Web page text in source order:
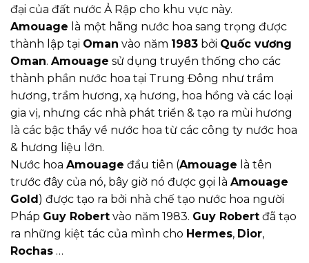
đại của đất nước Ả Rập cho khu vực này.
Amouage là một hãng nước hoa sang trọng được
thành lập tại Oman vào năm 1983 bởi Quốc vương
Oman. Amouage sử dụng truyền thống cho các
thành phần nước hoa tại Trung Đông như trầm
hương, trầm hương, xạ hương, hoa hồng và các loại
gia vị, nhưng các nhà phát triển & tạo ra mùi hương
là các bậc thầy về nước hoa từ các công ty nước hoa
& hương liệu lớn.
Nước hoa Amouage đầu tiên (Amouage là tên
trước đây của nó, bây giờ nó được gọi là Amouage
Gold) được tạo ra bởi nhà chế tạo nước hoa người
Pháp Guy Robert vào năm 1983. Guy Robert đã tạo
ra những kiệt tác của mình cho Hermes, Dior,
Rochas …